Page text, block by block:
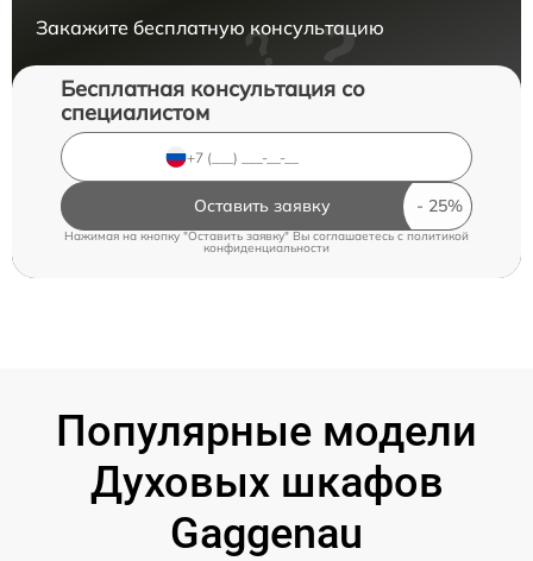
Закажите бесплатную консультацию
Бесплатная консультация со
специалистом
Оставить заявку
Нажимая на кнопку "Оставить заявку" Вы соглашаетесь c политикой
конфиденциальности
Популярные модели
Духовых шкафов
Gaggenau